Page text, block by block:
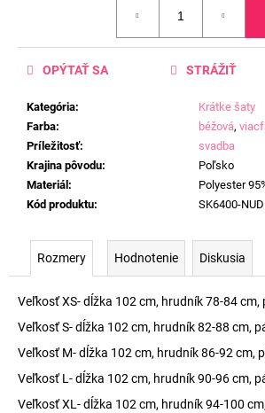
Kategória:
Krátke šaty
Farba: béžová,
Príležitosť:
svadba
Krajina pôvodu:
Poľsko
Materiál :
Polyester
Kód produktu: SK6400-
OPÝTAŤ SA STRÁŽIŤ
Rozmery Hodnotenie Diskusia
Veľkosť XS- dĺžka 102 cm, hrudník 78-84 cm,
Veľkosť S- dĺžka 102 cm, hrudník 82-88 cm,
Veľkosť M- dĺžka 102 cm, hrudník 86-92 cm,
Veľkosť L- dĺžka 102 cm, hrudník 90-96 cm,
Veľkosť XL- dĺžka 102 cm, hrudník 94-100